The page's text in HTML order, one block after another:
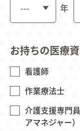
年
お持ちの医療
看護師
作業療法士
介護支援専門
アマネジャー）